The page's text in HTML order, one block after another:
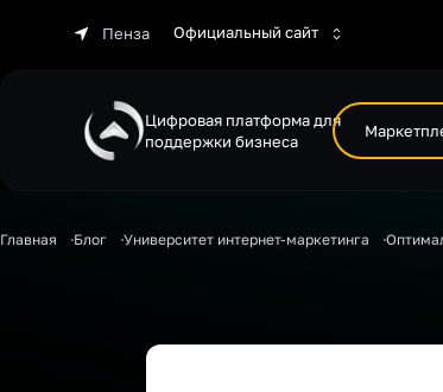
Пенза Официальный сайт
Цифровая платформа для
поддержки бизнеса
Главная Блог Университет интернет-маркетинга